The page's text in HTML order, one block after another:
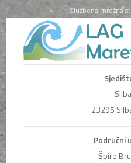
Službena mrežna
23295
Područni
Špire